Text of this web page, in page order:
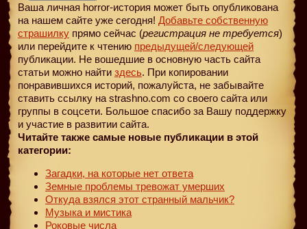
Ваша личная horror-история может быть опубликована
на нашем сайте уже сегодня! Добавьте собственную
страшилку прямо сейчас (регистрация не требуется)
или перейдите к чтению предыдущей/следующей
публикации. Не вошедшие в основную часть сайта
статьи можно найти здесь. При копировании
понравившихся историй, пожалуйста, не забывайте
ставить ссылку на strashno.com со своего сайта или
группы в соцсети. Большое спасибо за Вашу поддержку
и участие в развитии сайта.
Читайте также самые новые публикации в этой
категории:
Загадки, на которые нет ответа
Земные проблемы тревожат умерших
Откуда взялся этот странный мальчик?
Музыка и мистика
Роковые числа